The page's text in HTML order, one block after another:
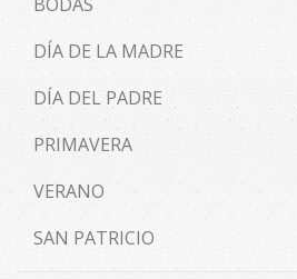
DÍA DE LA MADRE
DÍA DEL PADRE
PRIMAVERA
VERANO
SAN PATRICIO